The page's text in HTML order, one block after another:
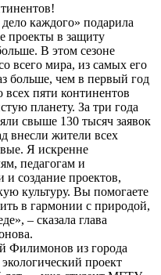
каждого» подарила
проекты в защиту
В этом сезоне
всего мира, из самых его
больше, чем в первый год
пяти континентов
планету. За три года
свыше 130 тысяч заявок
внесли жители всех
Я искренне
педагогам и
и создание проектов,
культуру. Вы помогаете
в гармонии с природой,
– сказала глава
Филимонов из города
проект